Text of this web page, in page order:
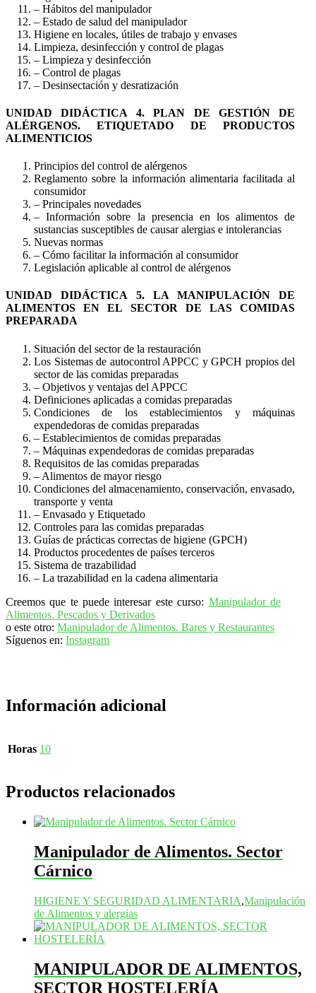
– Hábitos del manipulador
– Estado de salud del manipulador
Higiene en locales, útiles de trabajo y envases
Limpieza, desinfección y control de plagas
– Limpieza y desinfección
– Control de plagas
– Desinsectación y desratización
UNIDAD DIDÁCTICA 4. PLAN DE GESTIÓN DE
ALÉRGENOS. ETIQUETADO DE PRODUCTOS
ALIMENTICIOS
Principios del control de alérgenos
Reglamento sobre la información alimentaria facilitada al
consumidor
– Principales novedades
– Información sobre la presencia en los alimentos de
sustancias susceptibles de causar alergias e intolerancias
Nuevas normas
– Cómo facilitar la información al consumidor
Legislación aplicable al control de alérgenos
UNIDAD DIDÁCTICA 5. LA MANIPULACIÓN DE
ALIMENTOS EN EL SECTOR DE LAS COMIDAS
PREPARADA
Situación del sector de la restauración
Los Sistemas de autocontrol APPCC y GPCH propios del
sector de las comidas preparadas
– Objetivos y ventajas del APPCC
Definiciones aplicadas a comidas preparadas
Condiciones de los establecimientos y máquinas
expendedoras de comidas preparadas
– Establecimientos de comidas preparadas
– Máquinas expendedoras de comidas preparadas
Requisitos de las comidas preparadas
– Alimentos de mayor riesgo
Condiciones del almacenamiento, conservación, envasado,
transporte y venta
– Envasado y Etiquetado
Controles para las comidas preparadas
Guías de prácticas correctas de higiene (GPCH)
Productos procedentes de países terceros
Sistema de trazabilidad
– La trazabilidad en la cadena alimentaria
Creemos que te puede interesar este curso: Manipulador de
Alimentos. Pescados y Derivados
o este otro: Manipulador de Alimentos. Bares y Restaurantes
Síguenos en: Instagram
Información adicional
Horas 10
Productos relacionados
Manipulador de Alimentos. Sector
Cárnico
HIGIENE Y SEGURIDAD ALIMENTARIA,Manipulación
de Alimentos y alergias
MANIPULADOR DE ALIMENTOS,
SECTOR HOSTELERÍA